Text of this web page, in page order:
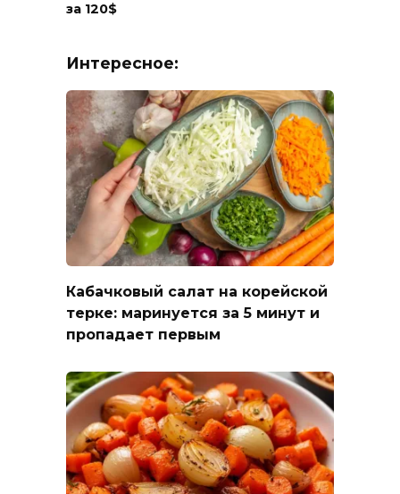
за 120$
Интересное:
Кабачковый салат на корейской
терке: маринуется за 5 минут и
пропадает первым